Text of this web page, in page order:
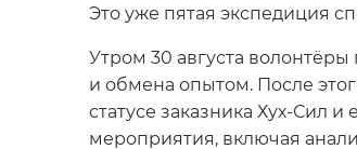
Это уже пятая экспедиция
Утром 30 августа
и обмена опытом. После
статусе заказника Хух-Сил
мероприятия, включая